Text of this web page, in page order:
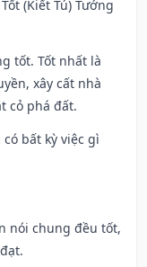
(Kiết Tú) Tướng
tốt. Tốt nhất là
xây cất nhà
cỏ phá đất.
bất kỳ việc gì
nói chung đều tốt,